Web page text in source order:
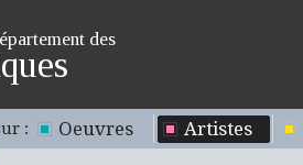
des
: Oeuvres Artistes